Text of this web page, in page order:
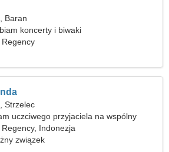
Baran
koncerty i biwaki
Regency
Strzelec
uczciwego przyjaciela na wspólny
Regency, Indonezja
związek